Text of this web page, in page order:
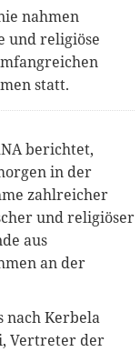
nahmen
und religiöse
statt.
berichtet,
in der
zahlreicher
und religiöser
aus
an der
nach Kerbela
Vertreter der